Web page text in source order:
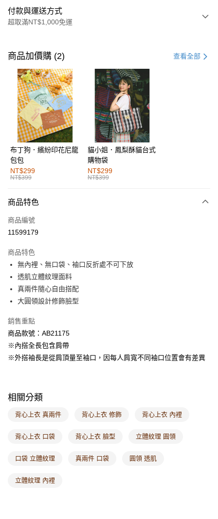
付款與運送方式
超取滿NT$1,000免運
信用卡一次付款
購物金
超商取貨付款
LINE Pay
街口支付
運送方式
全家取貨付款
每筆NT$60，滿NT$1,000(含以上)免運費
付款後全家取貨
萊爾富取貨付款
付款後萊爾富取貨
每筆NT$60，滿NT$1,000(含以上)免運費
7-11取貨付款
每筆NT$60，滿NT$1,000(含以上)免運費
付款後7-11取貨
每筆NT$60，滿NT$1,000(含以上)免運費
宅配
每筆NT$60，滿NT$1,000(含以上)免運費
海外配送-港/澳/新/馬/泰國專屬
海外配送-其他亞洲地區
商品加價購 (2) 查看全部
布丁狗．繽紛印花尼龍
包包
NT$299
NT$399
貓小姐．鳳梨酥貓台式
購物袋
NT$299
NT$399
商品特色
商品編號
11599179
商品特色
無內裡、無口袋、袖口反折處不可下放
透肌立體紋理面料
真兩件隨心自由搭配
大圓領設計修飾臉型
銷售重點
商品款號：AB21175
※內搭全長包含肩帶
※外搭袖長是從肩頂量至袖口，因每人肩寬不同袖口位置會有差異
相關分類
背心上衣 真兩件 背心上衣 修飾 背心上衣 內裡
背心上衣 口袋 背心上衣 臉型 立體紋理 圓領
口袋 立體紋理 真兩件 口袋 圓領 透肌
立體紋理 內裡